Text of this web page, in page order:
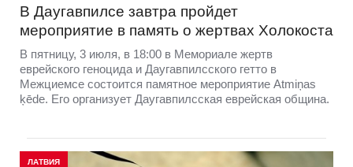
В Даугавпилсе завтра пройдет
мероприятие в память о жертвах Холокоста
В пятницу, 3 июля, в 18:00 в Мемориале жертв
еврейского геноцида и Даугавпилсского гетто в
Межциемсе состоится памятное мероприятие Atmiņas
ķēde. Его организует Даугавпилсская еврейская община.
ЛАТВИЯ